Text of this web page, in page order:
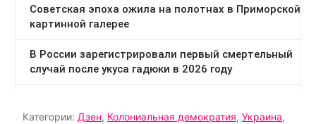
Категории: Дзен, Колониальная демократия, Украина,